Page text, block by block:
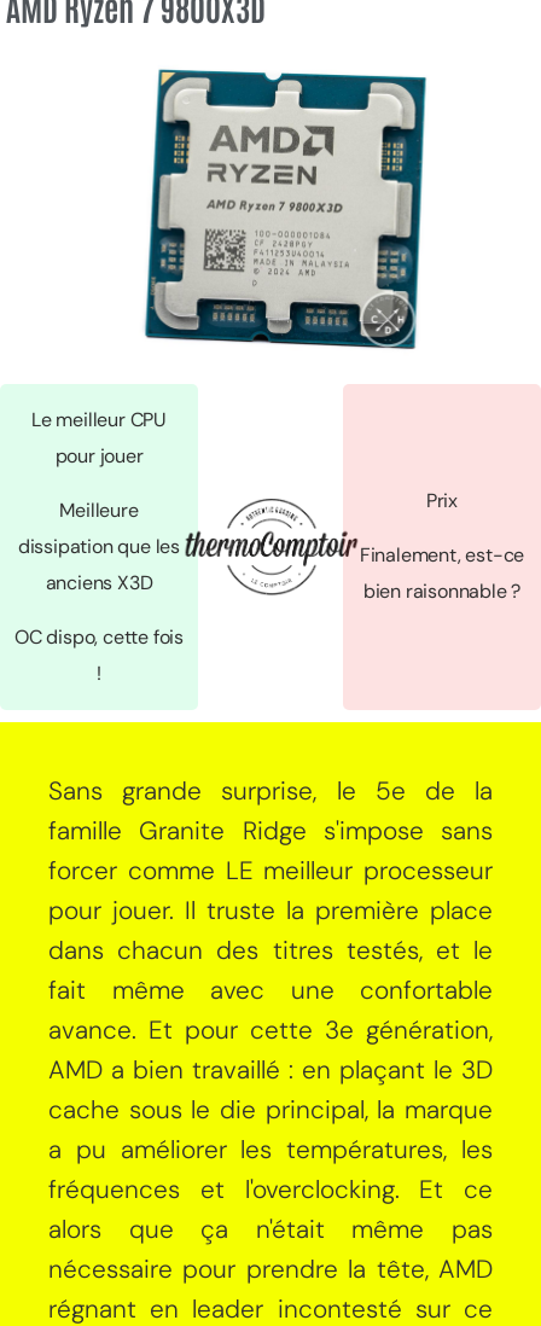
Le meilleur CPU
pour jouer
Meilleure
dissipation que les
anciens X3D
OC dispo, cette fois
!
Prix
Finalement, est-ce
bien raisonnable ?
Sans grande surprise, le 5e de la
famille Granite Ridge s'impose sans
forcer comme LE meilleur processeur
pour jouer. Il truste la première place
dans chacun des titres testés, et le
fait même avec une confortable
avance. Et pour cette 3e génération,
AMD a bien travaillé : en plaçant le 3D
cache sous le die principal, la marque
a pu améliorer les températures, les
fréquences et l'overclocking. Et ce
alors que ça n'était même pas
nécessaire pour prendre la tête, AMD
régnant en leader incontesté sur ce